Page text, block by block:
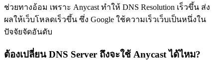
ช่วยทางอ้อม เพราะ Anycast ทำให้ DNS Resolution เร็วขึ้น ส่ง
ผลให้เว็บโหลดเร็วขึ้น ซึ่ง Google ใช้ความเร็วเว็บเป็นหนึ่งใน
ปัจจัยจัดอันดับ
ต้องเปลี่ยน DNS Server ถึงจะใช้ Anycast ได้ไหม?